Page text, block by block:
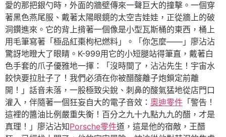
愛的那把銀勺時，外面的牆壁傳來一聲巨大的撞擊。一個穿
著黑色燕尾服、戴著太陽眼鏡的太空吉娃娃，正從牆上的破
洞鑽進來。它的背上揹著一個像是小型瓦斯桶的東西，桶上
用毛筆寫著「極品紅棗枸杞燃料」。「你怎麼——」廖沾沾
驚訝地瞪大了眼睛。K-999用它的小短腿站得筆直，戴著白
色手套的爪子優雅地一揮：「沒時間了，沾沾先生！宇宙水
餃快要拉肚子了！我們必須在你被醋酸離子炮鎖定前離
開！」話音未落，一股極致尖銳、刺鼻的酸氣猛地從店門口
灌入，伴隨著一個狂妄自大的電子音效： 奧迪零件 「警告！
這裡的醬油比例嚴重失衡！百分之九十九點九九的醋，才是
真理！」廖沾沾知Porsche零件道，這是他的宿敵，王醋